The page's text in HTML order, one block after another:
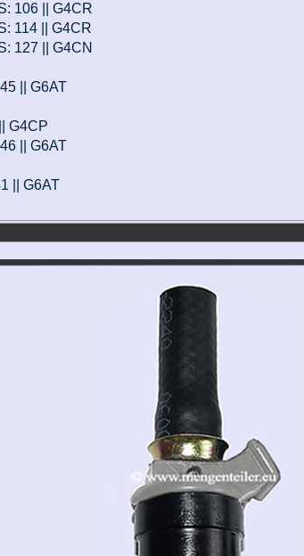
106 || G4CR
114 || G4CR
127 || G4CN
|| G6AT
G4CP
|| G6AT
|| G6AT